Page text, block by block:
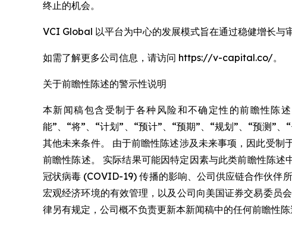
终止的机会。
VCI Global 以平台为中心的发展模式旨在通过稳健增长与
如需了解更多公司信息，请访问 https://v-capital.co/。
关于前瞻性陈述的警示性说明
本新闻稿包含受制于各种风险和不确定性的前瞻性陈
能”、“将”、“计划”、“预计”、“预期”、“规划”、“预测”
其他未来条件。 由于前瞻性陈述涉及未来事项，因此受
前瞻性陈述。 实际结果可能因特定因素与此类前瞻性陈
冠状病毒 (COVID-19) 传播的影响、公司供应链合作伙伴
宏观经济环境的有效管理，以及公司向美国证券交易委员
律另有规定，公司概不负责更新本新闻稿中的任何前瞻性陈